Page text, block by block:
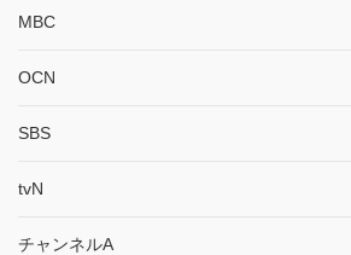
MBC
OCN
SBS
tvN
チャンネルA